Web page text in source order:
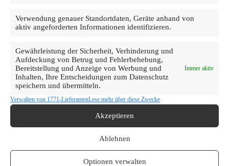
Verwendung genauer Standortdaten, Geräte anhand von
aktiv angeforderten Informationen identifizieren.
Gewährleistung der Sicherheit, Verhinderung und
Aufdeckung von Betrug und Fehlerbehebung,
Bereitstellung und Anzeige von Werbung und
Inhalten, Ihre Entscheidungen zum Datenschutz
speichern und übermitteln.
Immer aktiv
Verwalten von 1771-LieferantenLese mehr über diese Zwecke
Akzeptieren
Ablehnen
Optionen verwalten